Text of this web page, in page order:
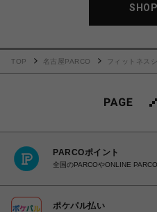
TOP 名古屋PARCO フィットネス
PARCOポイント
全国のPARCOやONLINE
ポケパル払い